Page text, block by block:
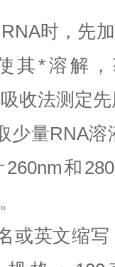
RNA时，先
其*溶解
收法测定
少量RNA溶
260nm和
或英文缩写